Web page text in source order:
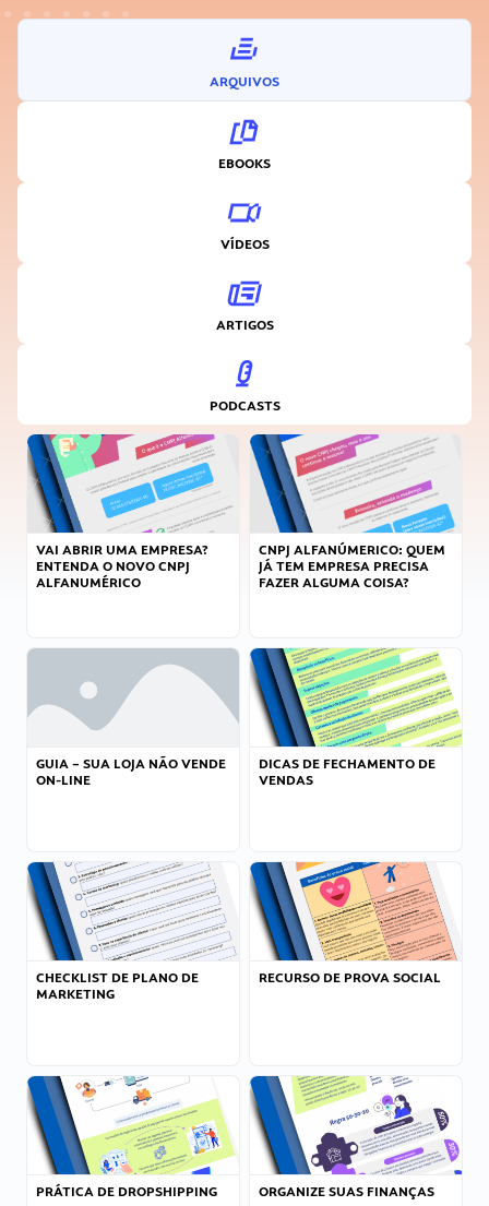
ARQUIVOS
EBOOKS
VÍDEOS
ARTIGOS
PODCASTS
VAI ABRIR UMA EMPRESA?
ENTENDA O NOVO CNPJ
ALFANUMÉRICO
CNPJ ALFANÚMERICO: QUEM
JÁ TEM EMPRESA PRECISA
FAZER ALGUMA COISA?
GUIA – SUA LOJA NÃO VENDE
ON-LINE
DICAS DE FECHAMENTO DE
VENDAS
CHECKLIST DE PLANO DE
MARKETING
RECURSO DE PROVA SOCIAL
PRÁTICA DE DROPSHIPPING ORGANIZE SUAS FINANÇAS